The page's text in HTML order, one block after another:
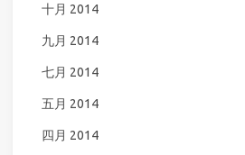
十月 2014
九月 2014
七月 2014
五月 2014
四月 2014